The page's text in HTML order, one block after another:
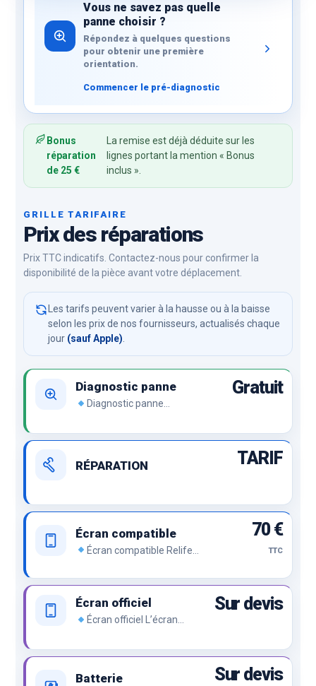
Vous ne savez pas quelle
panne choisir ?
Répondez à quelques questions
pour obtenir une première
orientation.
Commencer le pré-diagnostic
Bonus
réparation
de 25 €
La remise est déjà déduite sur les
lignes portant la mention « Bonus
inclus ».
GRILLE TARIFAIRE
Prix des réparations
Prix TTC indicatifs. Contactez-nous pour confirmer la
disponibilité de la pièce avant votre déplacement.
Les tarifs peuvent varier à la hausse ou à la baisse
selon les prix de nos fournisseurs, actualisés chaque
jour (sauf Apple).
Diagnostic panne
Diagnostic panne
Gratuit
RÉPARATION TARIF
Écran compatible
Écran compatible Relife
prix sans renier la qualité.
70 €
TTC
Écran officiel
Écran officiel L’écran
Sur devis
Batterie Sur devis